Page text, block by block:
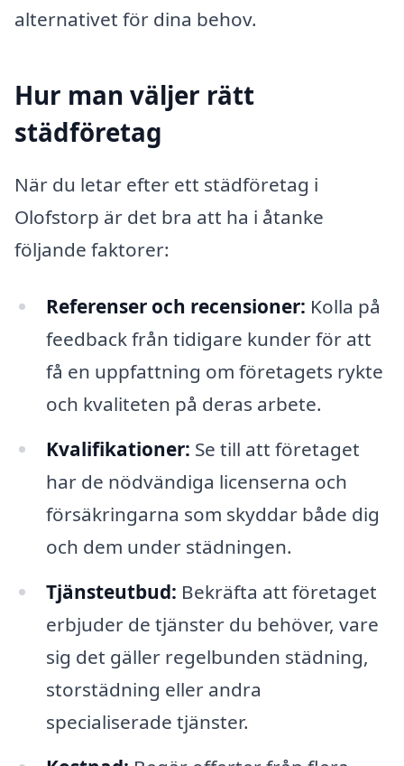
alternativet för dina behov.
Hur man väljer rätt
städföretag
När du letar efter ett städföretag i
Olofstorp är det bra att ha i åtanke
följande faktorer:
Referenser och recensioner: Kolla på
feedback från tidigare kunder för att
få en uppfattning om företagets rykte
och kvaliteten på deras arbete.
Kvalifikationer: Se till att företaget
har de nödvändiga licenserna och
försäkringarna som skyddar både dig
och dem under städningen.
Tjänsteutbud: Bekräfta att företaget
erbjuder de tjänster du behöver, vare
sig det gäller regelbunden städning,
storstädning eller andra
specialiserade tjänster.